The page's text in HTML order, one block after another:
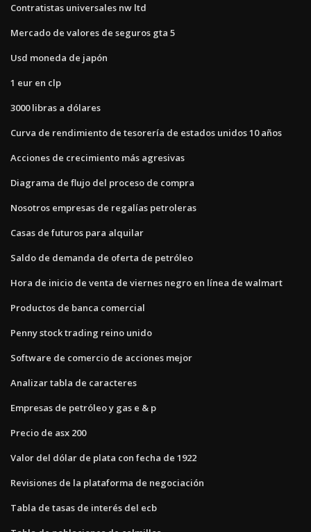
Contratistas universales nw ltd
Mercado de valores de seguros gta 5
Usd moneda de japón
1 eur en clp
3000 libras a dólares
Curva de rendimiento de tesorería de estados unidos 10 años
Acciones de crecimiento más agresivas
Diagrama de flujo del proceso de compra
Nosotros empresas de regalías petroleras
Casas de futuros para alquilar
Saldo de demanda de oferta de petróleo
Hora de inicio de venta de viernes negro en línea de walmart
Productos de banca comercial
Penny stock trading reino unido
Software de comercio de acciones mejor
Analizar tabla de caracteres
Empresas de petróleo y gas e & p
Precio de asx 200
Valor del dólar de plata con fecha de 1922
Revisiones de la plataforma de negociación
Tabla de tasas de interés del ecb